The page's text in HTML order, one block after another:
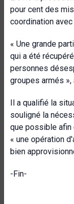
pour cent des
coordination
« Une grande
qui a été
personnes
groupes armés »,
Il a qualifié la
souligné la
que possible afin
« une opération
bien
-Fin-